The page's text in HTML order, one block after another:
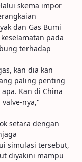
skema impor
dan Gas Bumi
pada
terhadap
kan dia kan
paling penting
Kan di China
nya,"
setara dengan
simulasi tersebut,
diyakini mampu